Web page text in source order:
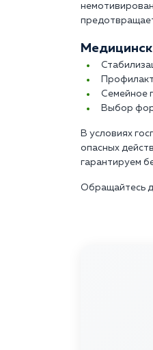
Семейное
Выбор
В условиях
опасных
гарантируем
Обращайтесь